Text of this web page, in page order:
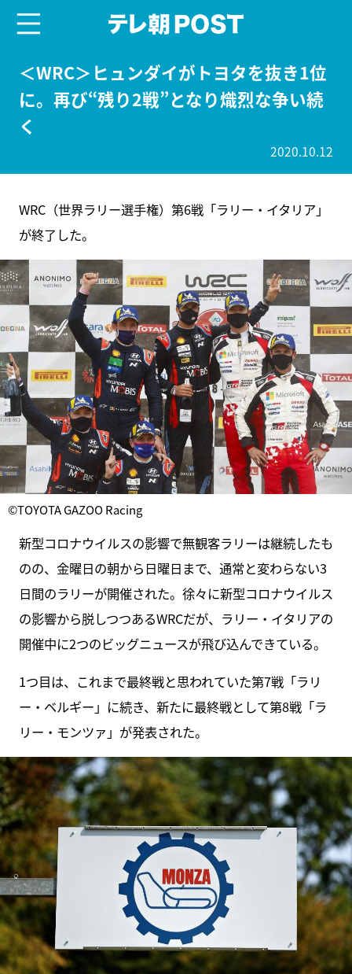
＜WRC＞ヒュンダイがトヨタを抜き1位
に。再び“残り2戦”となり熾烈な争い続
く
2020.10.12
WRC（世界ラリー選手権）第6戦「ラリー・イタリア」
が終了した。
©TOYOTA GAZOO Racing
新型コロナウイルスの影響で無観客ラリーは継続したも
のの、金曜日の朝から日曜日まで、通常と変わらない3
日間のラリーが開催された。徐々に新型コロナウイルス
の影響から脱しつつあるWRCだが、ラリー・イタリアの
開催中に2つのビッグニュースが飛び込んできている。
1つ目は、これまで最終戦と思われていた第7戦「ラリ
ー・ベルギー」に続き、新たに最終戦として第8戦「ラ
リー・モンツァ」が発表された。